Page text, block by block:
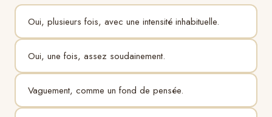
Oui, plusieurs fois, avec une intensité inhabituelle.
Oui, une fois, assez soudainement.
Vaguement, comme un fond de pensée.